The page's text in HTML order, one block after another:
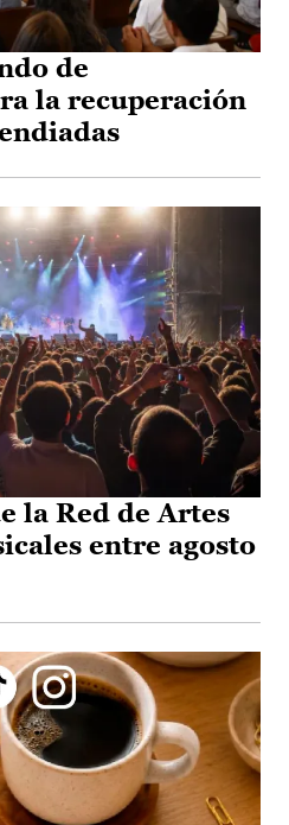
de
la recuperación
la Red de Artes
entre agosto